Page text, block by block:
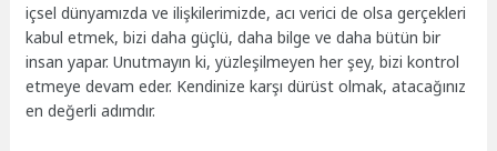
içsel dünyamızda ve ilişkilerimizde, acı verici de olsa gerçekleri
kabul etmek, bizi daha güçlü, daha bilge ve daha bütün bir
insan yapar. Unutmayın ki, yüzleşilmeyen her şey, bizi kontrol
etmeye devam eder. Kendinize karşı dürüst olmak, atacağınız
en değerli adımdır.